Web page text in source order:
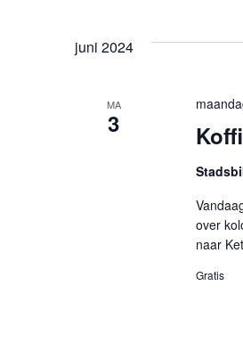
juni 2024
MA
3
over
naar
Gratis